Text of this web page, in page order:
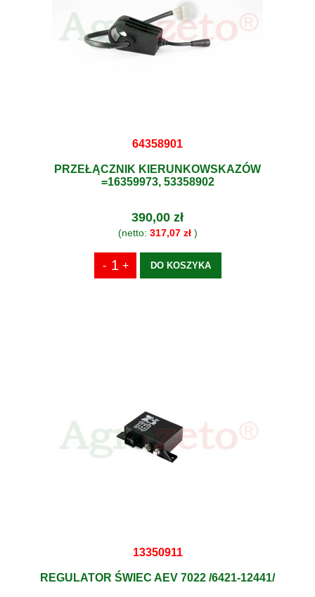
64358901
PRZEŁĄCZNIK KIERUNKOWSKAZÓW
=16359973, 53358902
390,00 zł
(netto: 317,07 zł)
DO KOSZYKA
13350911
REGULATOR ŚWIEC AEV 7022 /6421-12441/